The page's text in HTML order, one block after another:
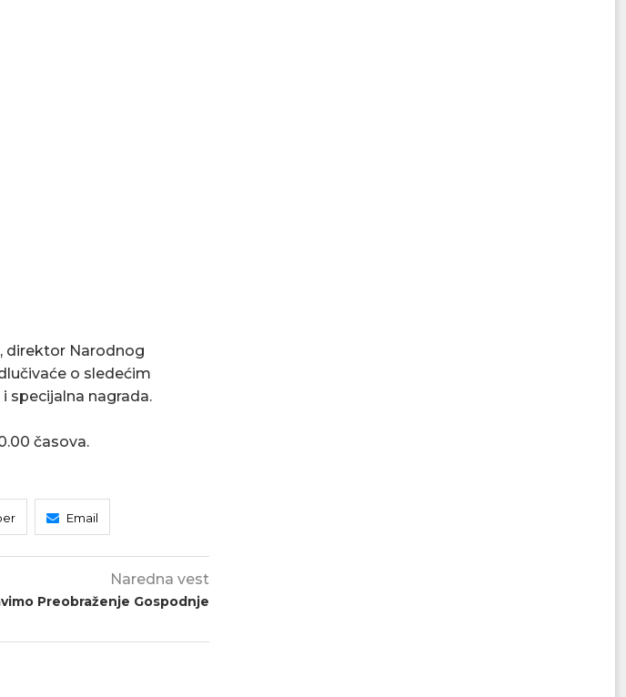
direktor Narodnog
o sledećim
specijalna nagrada.
časova.
Email
Naredna vest
Preobraženje Gospodnje